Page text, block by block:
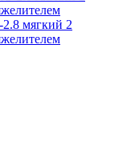
мягкий 2